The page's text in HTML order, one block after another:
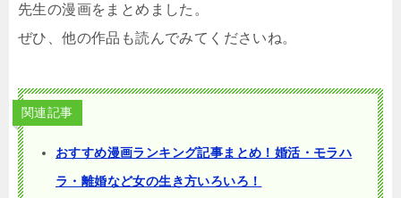
先生の漫画をまとめました。
ぜひ、他の作品も読んでみてくださいね。
関連記事
おすすめ漫画ランキング記事まとめ！婚活・モラハ
ラ・離婚など女の生き方いろいろ！